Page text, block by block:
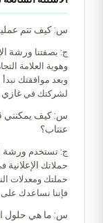
س: كيف تتم
ج: بصفتنا ورشة
وهوية العلامة
وبعد موافقتك
لشركتك في غازي
س: كيف يمكنني
عنتاب؟
ج: تستخدم ورشة
حملاتك الإعلانية
حملتك ومعدلات
فإننا نساعدك على
س: ما هي حلول